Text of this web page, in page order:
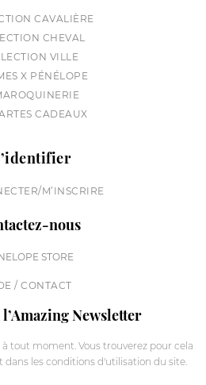
CAVALIÈRE
CHEVAL
VILLE
X PÉNÉLOPE
CADEAUX
M’INSCRIRE
nous
STORE
/ CONTACT
Newsletter
à tout moment. Vous trouverez pour cela
les conditions d'utilisation du site.